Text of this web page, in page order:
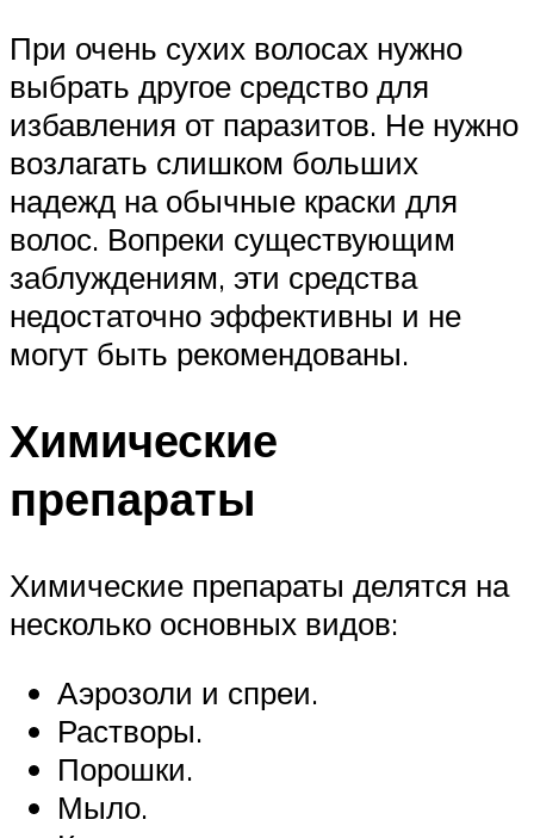
При очень сухих волосах нужно
выбрать другое средство для
избавления от паразитов. Не нужно
возлагать слишком больших
надежд на обычные краски для
волос. Вопреки существующим
заблуждениям, эти средства
недостаточно эффективны и не
могут быть рекомендованы.
Химические
препараты
Химические препараты делятся на
несколько основных видов:
Аэрозоли и спреи.
Растворы.
Порошки.
Мыло.